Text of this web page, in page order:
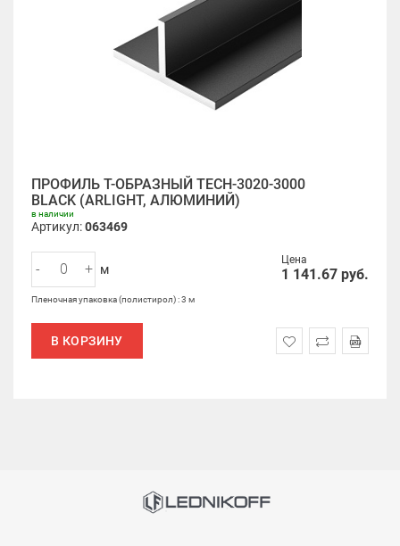
ПРОФИЛЬ Т-ОБРАЗНЫЙ TECH-3020-3000
BLACK (ARLIGHT, АЛЮМИНИЙ)
в наличии
Артикул:063469
Цена
1 141.67 руб.
- + м
Пленочная упаковка (полистирол) : 3 м
В КОРЗИНУ